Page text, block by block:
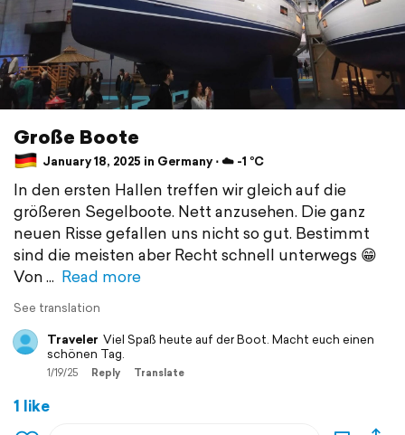
Große Boote
January 18, 2025 in Germany ⋅ ☁️ -1 °C
In den ersten Hallen treffen wir gleich auf die
größeren Segelboote. Nett anzusehen. Die ganz
neuen Risse gefallen uns nicht so gut. Bestimmt
sind die meisten aber Recht schnell unterwegs 😁
Von
Read more
See translation
Traveler Viel Spaß heute auf der Boot. Macht euch einen
schönen Tag.
1/19/25 Reply Translate
1 like